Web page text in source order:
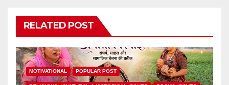
RELATED POST
MOTIVATIONAL POPULAR POST